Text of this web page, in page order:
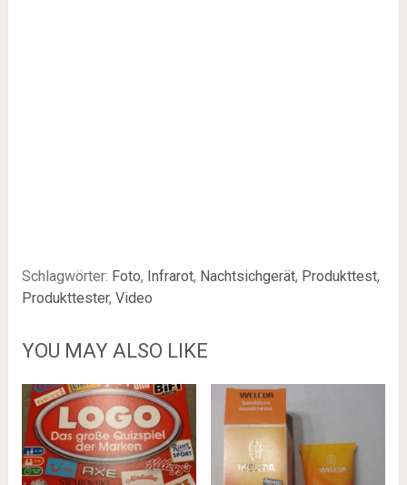
Schlagwörter: Foto, Infrarot, Nachtsichgerät, Produkttest,
Produkttester, Video
YOU MAY ALSO LIKE